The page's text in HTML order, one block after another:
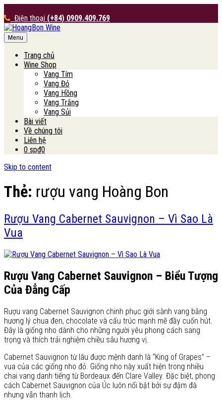
Điện thoại (+84) 0909.409.769
HoangBon Wine
Menu
Trang chủ
Wine Shop
Vang Tím
Vang Đỏ
Vang Hồng
Vang Trắng
Vang Sủi
Bài viết
Về chúng tôi
Liên hệ
0 sp₫0
Skip to content
Thẻ: rượu vang Hoàng Bon
Rượu Vang Cabernet Sauvignon – Vì Sao Là
Vua
Rượu Vang Cabernet Sauvignon – Biểu Tượng
Của Đẳng Cấp
Rượu vang Cabernet Sauvignon chinh phục giới sành vang bằng
hương lý chua đen, chocolate và cấu trúc mạnh mẽ đầy cuốn hút.
Đây là giống nho dành cho những người yêu phong cách sang
trọng và thích trải nghiệm chiều sâu hương vị.
Cabernet Sauvignon từ lâu được mệnh danh là “King of Grapes” –
vua của các giống nho đỏ. Giống nho này xuất hiện trong nhiều
chai vang danh tiếng từ Bordeaux đến Clare Valley. Đặc biệt, phong
cách Cabernet Sauvignon của Úc luôn nổi bật bởi sự đậm đà
nhưng vẫn thanh lịch.